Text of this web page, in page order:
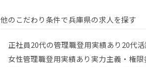
他のこだわり条件で兵庫県の求人を探す
正社員20代の管理職登用実績あり 20代
女性管理職登用実績あり 実力主義・権限